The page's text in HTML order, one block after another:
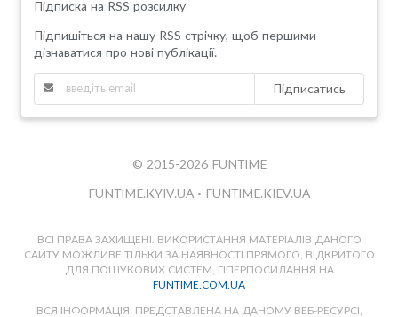
Підписка на RSS розсилку
Підпишіться на нашу RSS стрічку, щоб першими
дізнаватися про нові публікації.
Підписатись
© 2015-2026 FUNTIME
FUNTIME.KYIV.UA • FUNTIME.KIEV.UA
ВСІ ПРАВА ЗАХИЩЕНІ. ВИКОРИСТАННЯ МАТЕРІАЛІВ ДАНОГО
САЙТУ МОЖЛИВЕ ТІЛЬКИ ЗА НАЯВНОСТІ ПРЯМОГО, ВІДКРИТОГО
ДЛЯ ПОШУКОВИХ СИСТЕМ, ГІПЕРПОСИЛАННЯ НА
FUNTIME.COM.UA
ВСЯ ІНФОРМАЦІЯ, ПРЕДСТАВЛЕНА НА ДАНОМУ ВЕБ-РЕСУРСІ,